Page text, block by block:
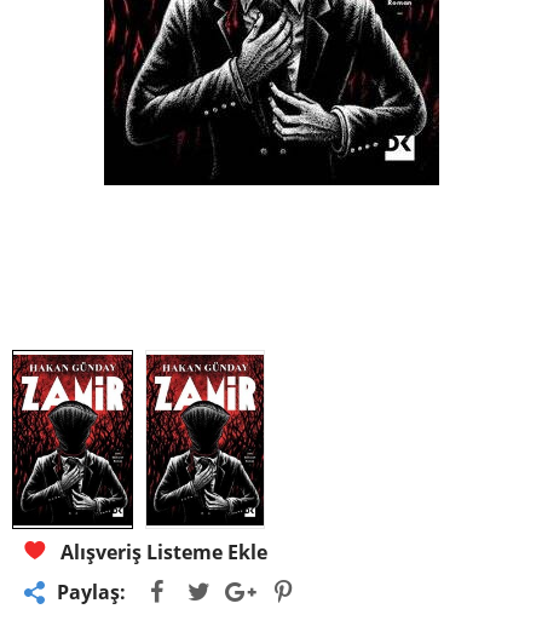
Alışveriş Listeme Ekle
Paylaş: